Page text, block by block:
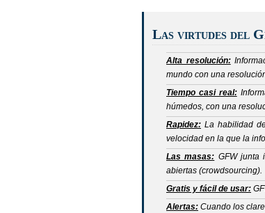
Las virtudes del
Alta resolución:
mundo con una
Tiempo casi real:
húmedos, con una
Rapidez: La habilidad
velocidad en la que la
Las masas: GFW junta
abiertas (crowdsourcing).
Gratis y fácil de usar:
Alertas: Cuando los